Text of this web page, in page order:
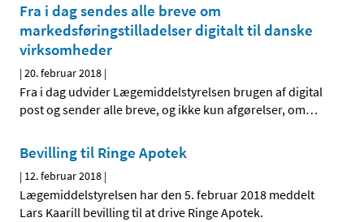
Fra i dag sendes alle breve om
markedsføringstilladelser digitalt til danske
virksomheder
|20. februar 2018 |
Fra i dag udvider Lægemiddelstyrelsen brugen af digital
post og sender alle breve, og ikke kun afgørelser, om…
Bevilling til Ringe Apotek
| 12. februar 2018 |
Lægemiddelstyrelsen har den 5. februar 2018 meddelt
Lars Kaarill bevilling til at drive Ringe Apotek.